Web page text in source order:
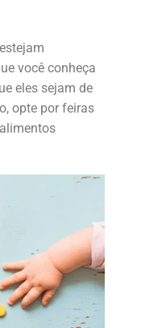
você conheça
eles sejam de
opte por feiras